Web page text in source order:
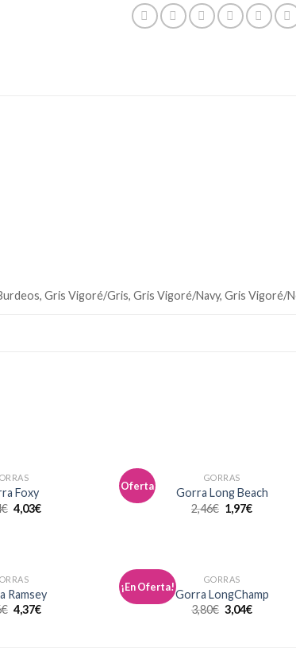
Gris Vigoré/Gris, Gris Vigoré/Navy, Gris Vigoré/
Foxy
€ 4,03€
Oferta
GORRAS
Gorra Long Beach
2,46€ 1,97€
Ramsey
€ 4,37€
¡En Oferta!
GORRAS
Gorra LongChamp
3,80€ 3,04€